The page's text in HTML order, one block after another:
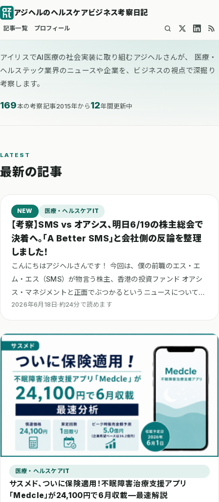
アジヘルのヘルスケアビジネス考察日記
記事一覧 プロフィール
アイリスでAI医療の社会実装に取り組むアジヘルさんが、
医療・
ヘルステック業界のニュースや企業を、ビジネスの視点で深掘り
考察します。
169本の考察記事2015年から 12年間更新中
LATEST
最新の記事
NEW 医療・ヘルスケアIT
【考察】SMS vs オアシス、明日6/19の株主総会で
決着へ。「A Better SMS」と会社側の反論を整理
しました！
こんにちはアジヘルさんです！ 今回は、僕の前職のエス・エ
ム・エス（SMS）が物言う株主、香港の投資ファンド オアシ
ス・マネジメントと正面でぶつかるというニュースについて書
きたいと思います。 オアシスは、SMSの株式の…
2026年6月18日 · 約24分で読めます
医療・ヘルスケアIT
サスメド、ついに保険適用！不眠障害治療支援アプリ
「Medcle」が24,100円で6月収載—最速解説